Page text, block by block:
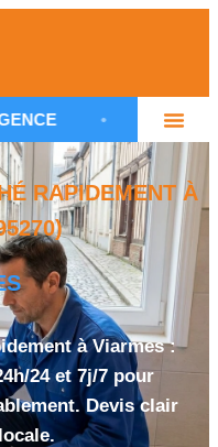
PLOMBIER
RAPIDEMENT À
à Viarmes :
24 et 7j/7 pour
Devis clair